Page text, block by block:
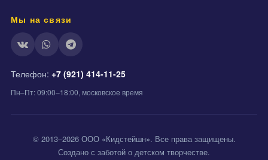
Мы на связи
Телефон: +7 (921) 414-11-25
Пн–Пт: 09:00–18:00, московское время
© 2013–2026 ООО «Кидстейшн». Все права защищены.
Создано с заботой о детском творчестве.